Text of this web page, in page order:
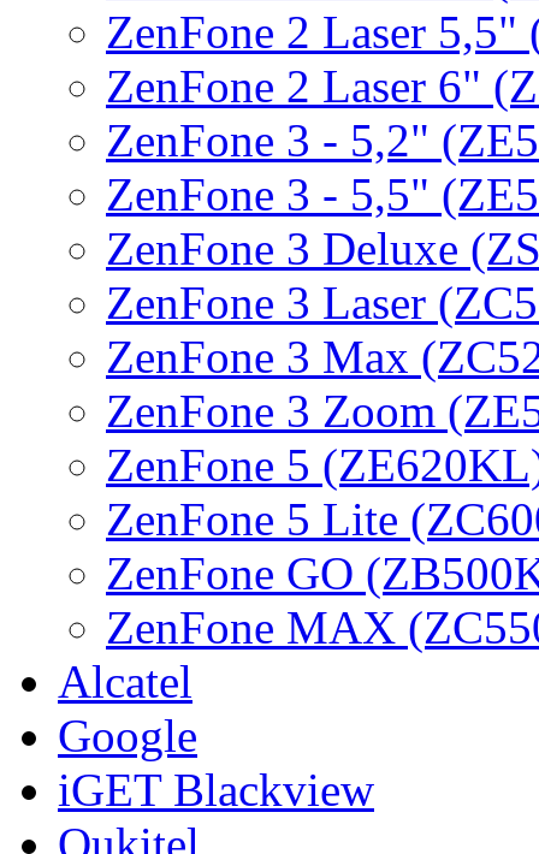
ZenFone 2 Laser
ZenFone 2 Laser 6"
ZenFone 3 - 5,2"
ZenFone 3 - 5,5"
ZenFone 3 Deluxe
ZenFone 3 Laser
ZenFone 3 Max
ZenFone 3 Zoom
ZenFone 5
ZenFone 5 Lite
ZenFone GO
ZenFone MAX
Alcatel
Google
iGET Blackview
Oukitel